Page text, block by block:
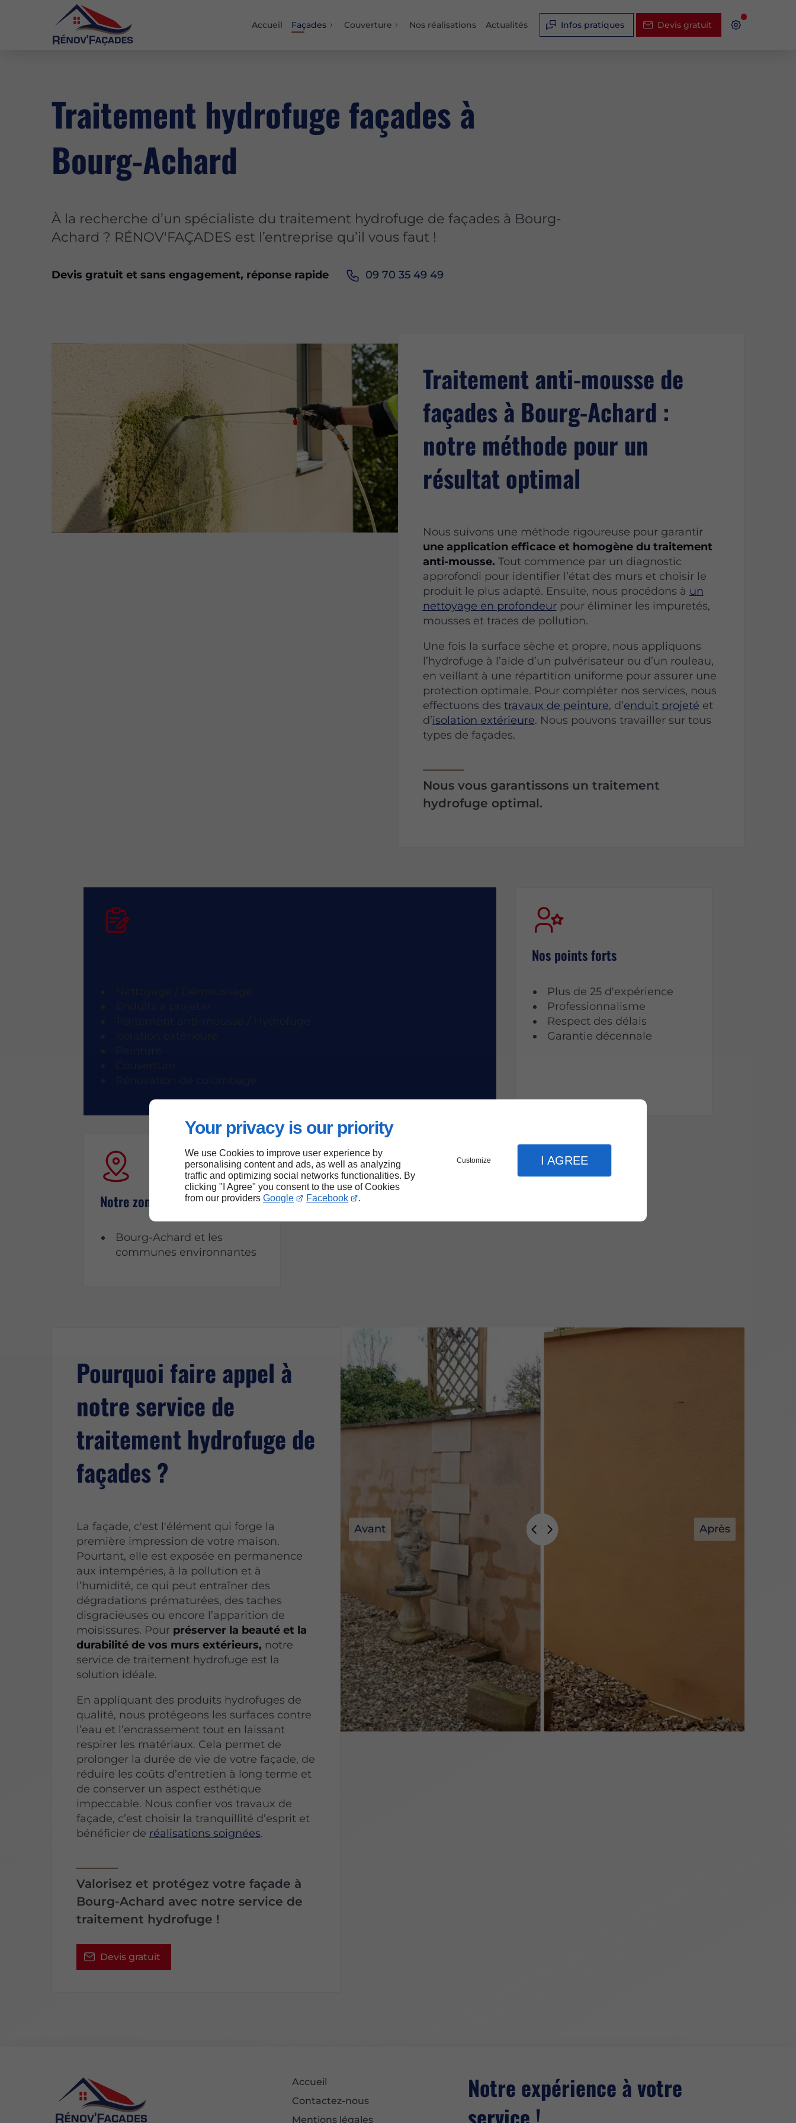
Your privacy is our priority
We use Cookies to improve user experience by
personalising content and ads, as well as analyzing
traffic and optimizing social networks functionalities. By
clicking "I Agree" you consent to the use of Cookies
from our providers Google Facebook .
Customize I AGREE
Accueil Façades Couverture Nos réalisations Actualités Infos pratiques Devis gratuit
Traitement hydrofuge façades à
Bourg-Achard
À la recherche d’un spécialiste du traitement hydrofuge de façades à Bourg-
Achard ? RÉNOV'FAÇADES est l’entreprise qu’il vous faut !
Devis gratuit et sans engagement, réponse rapide 09 70 35 49 49
Traitement anti-mousse de
façades à Bourg-Achard :
notre méthode pour un
résultat optimal
Nous suivons une méthode rigoureuse pour garantir
une application efficace et homogène du traitement
anti-mousse. Tout commence par un diagnostic
approfondi pour identifier l’état des murs et choisir le
produit le plus adapté. Ensuite, nous procédons à un
nettoyage en profondeurpour éliminer les impuretés,
mousses et traces de pollution.
Une fois la surface sèche et propre, nous appliquons
l’hydrofuge à l’aide d’un pulvérisateur ou d’un rouleau,
en veillant à une répartition uniforme pour assurer une
protection optimale. Pour compléter nos services, nous
effectuons des travaux de peinture, d’enduit projeté et
d’isolation extérieure. Nous pouvons travailler sur tous
types de façades.
Nous vous garantissons un traitement
hydrofuge optimal.
Nos points forts
Plus de 25 d'expérience
Professionnalisme
Respect des délais
Garantie décennale
Notre zone d’intervention
Bourg-Achard et les
communes environnantes
Pourquoi faire appel à
notre service de
traitement hydrofuge de
façades ?
La façade, c'est l'élément qui forge la
première impression de votre maison.
Pourtant, elle est exposée en permanence
aux intempéries, à la pollution et à
l’humidité, ce qui peut entraîner des
dégradations prématurées, des taches
disgracieuses ou encore l’apparition de
moisissures. Pour préserver la beauté et la
durabilité de vos murs extérieurs, notre
service de traitement hydrofuge est la
solution idéale.
En appliquant des produits hydrofuges de
qualité, nous protégeons les surfaces contre
l’eau et l’encrassement tout en laissant
respirer les matériaux. Cela permet de
prolonger la durée de vie de votre façade, de
réduire les coûts d’entretien à long terme et
de conserver un aspect esthétique
impeccable. Nous confier vos travaux de
façade, c’est choisir la tranquillité d’esprit et
bénéficier de réalisations soignées.
Valorisez et protégez votre façade à
Bourg-Achard avec notre service de
traitement hydrofuge !
Devis gratuit
Avant Après
Accueil
Contactez-nous
Mentions légales
Notre expérience à votre
service !